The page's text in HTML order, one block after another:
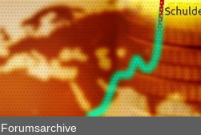
Forumsarchive